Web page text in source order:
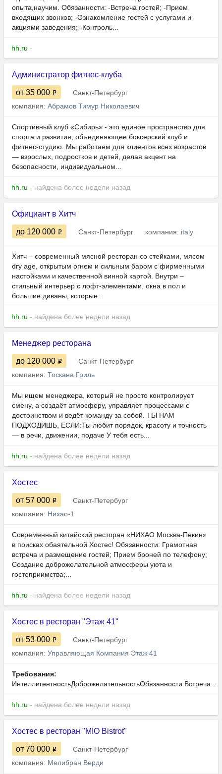
опыта,научим. Обязанности: -Встреча гостей; -Прием
входящих звонков; -Ознакомление гостей с услугами и
акциями заведения; -Контроль...
hh.ru -
Администратор фитнес-клуба
от 35 000
Санкт-Петербург
компания: Абрамов Тимур Николаевич
Спортивный клуб «Сибирь» - это единое пространство для
спорта и развития, объединяющее боксерский клуб и
фитнес-студию. Мы работаем для клиентов всех возрастов
— взрослых, подростков и детей, делая акцент на
безопасности, индивидуальном...
hh.ru - найдена более недели назад
Официант в Хитч
до 120 000 Санкт-Петербург компания: italy
Хитч – современный мясной ресторан со стейками, мясом
dry age, открытым огнем и сильным баром с фирменными
настойками и качественной винной картой. Внутри –
стильный интерьер с лофт-элементами, окна в пол и
большие диваны, которые...
hh.ru - найдена более недели назад
Менеджер ресторана
до 120 000
Санкт-Петербург
компания: Тоскана Гриль
Мы ищем менеджера, который не просто контролирует
смену, а создаёт атмосферу, управляет процессами с
достоинством и ведёт команду за собой. ТЫ НАМ
ПОДХОДИШЬ, ЕСЛИ:Ты любит порядок, красоту и точность
— в речи, движении, подаче У тебя есть...
hh.ru - найдена более недели назад
Хостес
от 57 000
Санкт-Петербург
компания: Нихао-1
Современный китайский ресторан «НИХАО Москва-Пекин»
в поисках обаятельной Хостес! Обязанности: Грамотная
встреча и размещение гостей; Прием броней по телефону;
Создание доброжелательной атмосферы уюта и
гостеприимства;...
hh.ru - найдена более недели назад
Хостес в ресторан "Этаж 41"
от 53 000
Санкт-Петербург
компания: Управляющая Компания Этаж 41
Требования:
ИнтеллигентностьДоброжелательностьОбязанности:Встреча...
hh.ru - найдена более недели назад
Хостес в ресторан "MIO Bistrot"
от 70 000
Санкт-Петербург
компания: Мелибран Верди